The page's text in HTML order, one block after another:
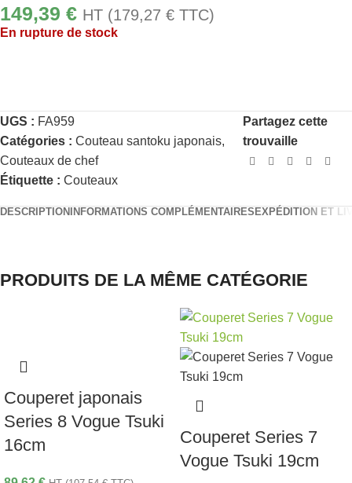
149,39 € HT (179,27 € TTC)
En rupture de stock
UGS : FA959
Catégories : Couteau santoku japonais,
Couteaux de chef
Étiquette : Couteaux
Partagez cette
trouvaille
DESCRIPTION INFORMATIONS COMPLÉMENTAIRES EXPÉDITION ET
PRODUITS DE LA MÊME CATÉGORIE
Couperet japonais
Series 8 Vogue Tsuki
16cm
Couperet Series 7
Vogue Tsuki 19cm